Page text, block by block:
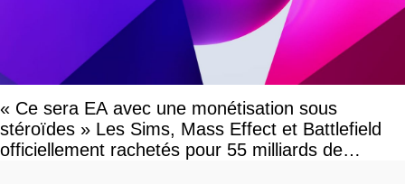
« Ce sera EA avec une monétisation sous
stéroïdes » Les Sims, Mass Effect et Battlefield
officiellement rachetés pour 55 milliards de